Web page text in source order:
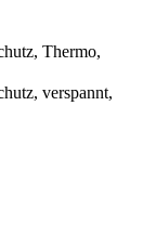
Thermo,
verspannt,